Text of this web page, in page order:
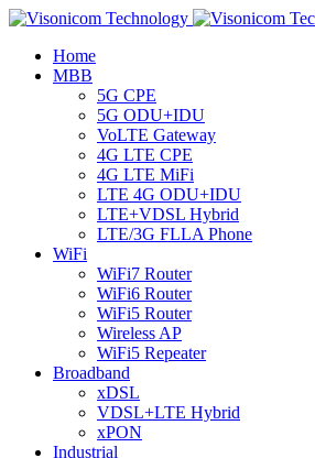
Home
MBB
5G CPE
5G ODU+IDU
VoLTE Gateway
4G LTE CPE
4G LTE MiFi
LTE 4G ODU+IDU
LTE+VDSL Hybrid
LTE/3G FLLA Phone
WiFi
WiFi7 Router
WiFi6 Router
WiFi5 Router
Wireless AP
WiFi5 Repeater
Broadband
xDSL
VDSL+LTE Hybrid
xPON
Industrial